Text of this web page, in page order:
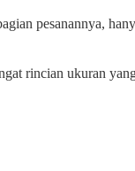
pesanannya,
rincian ukuran